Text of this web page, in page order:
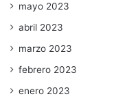
mayo 2023
abril 2023
marzo 2023
febrero 2023
enero 2023